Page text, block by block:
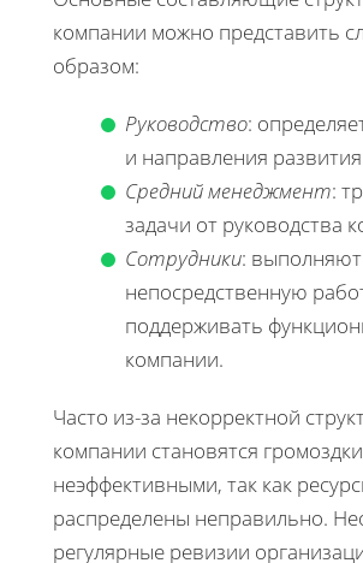
компании можно представить
образом:
Руководство:
и направления
Средний менеджмент:
задачи от руководства
Сотрудники: выполняют
непосредственную
поддерживать
компании.
Часто из-за некорректной
компании становятся
неэффективными, так как
распределены неправильно.
регулярные ревизии